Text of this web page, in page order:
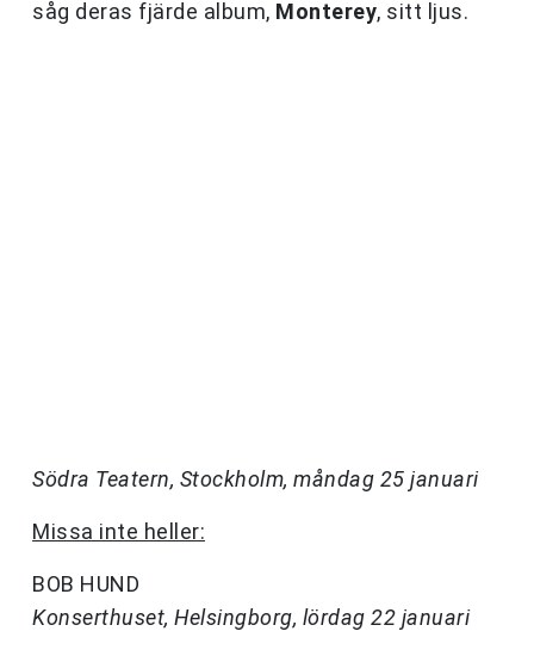
såg deras fjärde album, Monterey, sitt ljus.
Södra Teatern, Stockholm, måndag 25 januari
Missa inte heller:
BOB HUND
Konserthuset, Helsingborg, lördag 22 januari